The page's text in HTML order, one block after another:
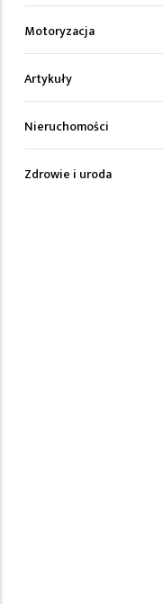
Motoryzacja
Artykuły
Nieruchomości
Zdrowie i uroda